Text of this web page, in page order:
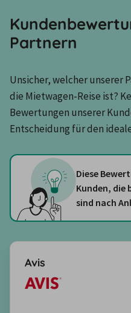
Partnern
Unsicher, welcher unserer
die Mietwagen-Reise ist?
Bewertungen unserer
Entscheidung für den
Diese
Kunden, die
sind nach
Avis